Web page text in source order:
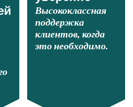
Высококлассная
поддержка
клиентов, когда
это необходимо.